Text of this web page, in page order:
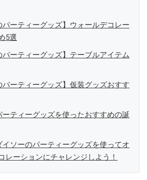
ーティーグッズ】ウォールデコレー
5選
ーティーグッズ】テーブルアイテム
ーティーグッズ】仮装グッズおすす
ティーグッズを使ったおすすめの誕
ソーのパーティーグッズを使ってオ
レーションにチャレンジしよう！